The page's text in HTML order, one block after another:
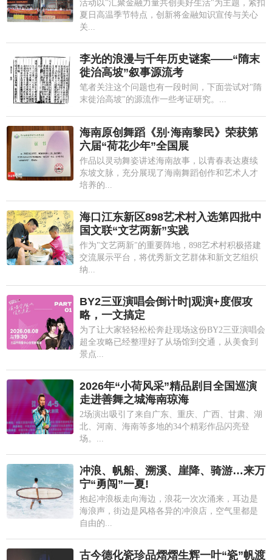
活动以"汇聚金融力量共创美好生活"为主题，紧扣
夏日高温季节特点，创新将金融知识宣传与关心
关...
李光的浪漫与千年历史谜案——“隋末
徙治高坡”叙事源流考
笔者关注这个问题也有一段时间，下面尝试对"隋
末徙治高坡"的源流作一些考证研究。...
海南原创舞蹈《别·海南黎民》荣获第
六届“荷花少年”全国展
作品以灵动舞姿讲述海南故事，以青春表达赓续
东坡文脉，充分展现了海南舞蹈创作和艺术人才
培养的...
海口江东新区898艺术村入选第四批中
国文联“文艺两新”实践
作为"文艺两新"的重要阵地，898艺术村积极搭建
交流展示平台，将优秀新文艺群体和新文艺组织
纳...
BY2三亚演唱会倒计时|观演+度假攻
略，一文搞定
为了让大家轻轻松松奔赴现场这份BY2三亚演唱会
超全攻略已经整理好了从场馆到交通，从美食到
景点...
2026年“小荷风采”精品剧目全国巡演
走进善舞之城海南琼海
2场演出吸引了来自广东、重庆、广西、甘肃、湖
北、河南、海南等多地的34个精彩作品闪亮登
场。...
冲浪、帆船、溯溪、崖降、骑游…来万
宁“勇闯”一夏!
抱起冲浪板走向海边，浪花一次次涌来，耳边是
海浪声，街边是风格各异的冲浪店，空气里都是
自由的...
古今德化瓷珍品熠熠生辉一叶“瓷”帆渡